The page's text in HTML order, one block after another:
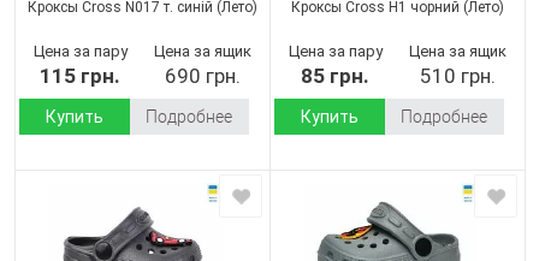
Кроксы Cross N017 т. синій (Лето)
Цена за пару
115 грн.
Цена за ящик
690 грн.
Купить Подробнее
Кроксы Cross H1 чорний (Лето)
Цена за пару
85 грн.
Цена за ящик
510 грн.
Купить Подробнее